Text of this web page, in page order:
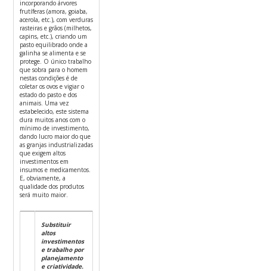
incorporando árvores
frutíferas (amora, goiaba,
acerola, etc.), com verduras
rasteiras e grãos (milhetos,
capins, etc.), criando um
pasto equilibrado onde a
galinha se alimenta e se
protege. O único trabalho
que sobra para o homem
nestas condições é de
coletar os ovos e vigiar o
estado do pasto e dos
animais. Uma vez
estabelecido, este sistema
dura muitos anos com o
mínimo de investimento,
dando lucro maior do que
as granjas industrializadas
que exigem altos
investimentos em
insumos e medicamentos.
E, obviamente, a
qualidade dos produtos
será muito maior.
Substituir
altos
investimentos
e trabalho por
planejamento
e criatividade.